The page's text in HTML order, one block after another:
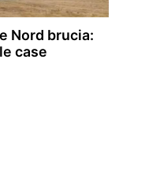
Nord brucia:
case